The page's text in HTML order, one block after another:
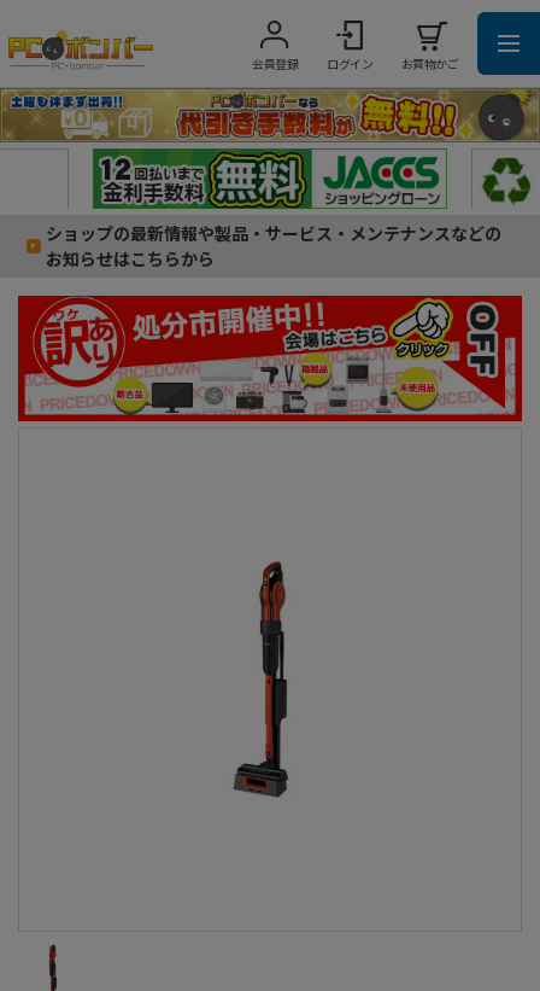
会員登録 ログイン お買物かご
ショップの最新情報や製品・サービス・メンテナンスなどの
お知らせはこちらから